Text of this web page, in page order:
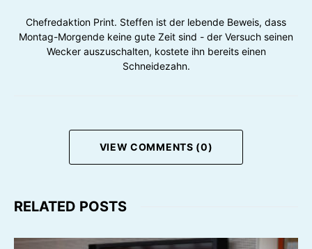
Chefredaktion Print. Steffen ist der lebende Beweis, dass
Montag-Morgende keine gute Zeit sind - der Versuch seinen
Wecker auszuschalten, kostete ihn bereits einen
Schneidezahn.
VIEW COMMENTS (0)
RELATED POSTS